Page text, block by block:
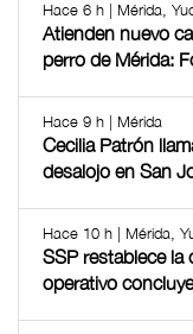
Hace 6 h | Mérida,
Atienden nuevo
perro de Mérida:
Hace 9 h | Mérida
Cecilia Patrón
desalojo en San
Hace 10 h | Mérida,
SSP restablece la
operativo